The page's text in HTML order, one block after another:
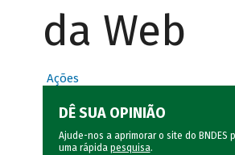
da Web
Ações
DÊ SUA OPINIÃO
Ajude-nos a aprimorar o site do BNDES
uma rápida pesquisa.